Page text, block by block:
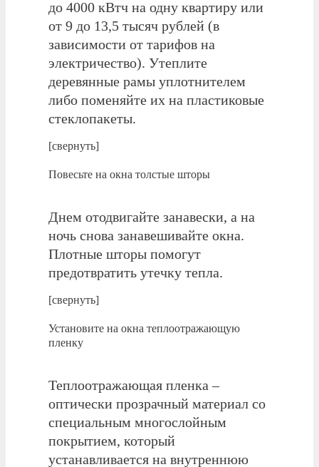
до 4000 кВтч на одну квартиру или
от 9 до 13,5 тысяч рублей (в
зависимости от тарифов на
электричество). Утеплите
деревянные рамы уплотнителем
либо поменяйте их на пластиковые
стеклопакеты.
[свернуть]
Повесьте на окна толстые шторы
Днем отодвигайте занавески, а на
ночь снова занавешивайте окна.
Плотные шторы помогут
предотвратить утечку тепла.
[свернуть]
Установите на окна теплоотражающую
пленку
Теплоотражающая пленка –
оптически прозрачный материал со
специальным многослойным
покрытием, который
устанавливается на внутреннюю